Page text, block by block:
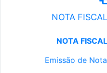
NOTA
NOTA
Emissão de